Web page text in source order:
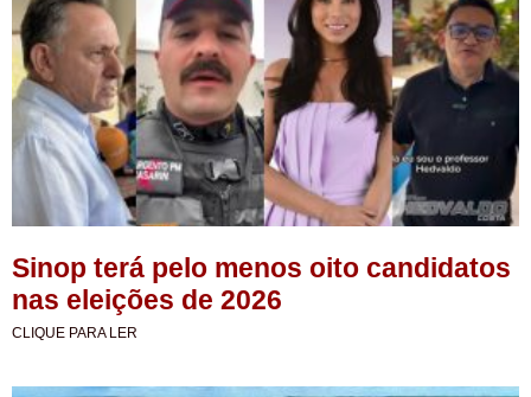
Sinop terá pelo menos oito candidatos
nas eleições de 2026
CLIQUE PARA LER